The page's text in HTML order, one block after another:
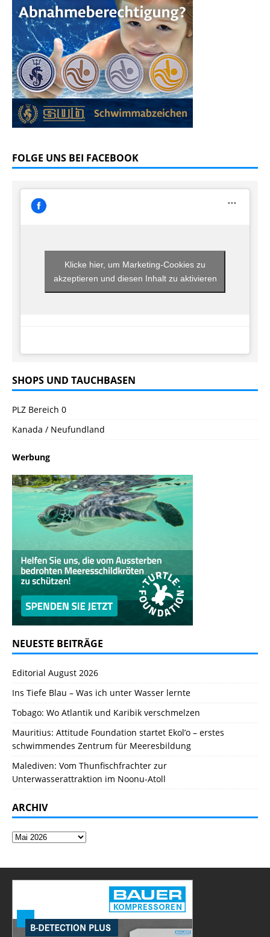
FOLGE UNS BEI FACEBOOK
Klicke hier, um Marketing-Cookies zu
akzeptieren und diesen Inhalt zu aktivieren
SHOPS UND TAUCHBASEN
PLZ Bereich 0
Kanada / Neufundland
Werbung
NEUESTE BEITRÄGE
Editorial August 2026
Ins Tiefe Blau – Was ich unter Wasser lernte
Tobago: Wo Atlantik und Karibik verschmelzen
Mauritius: Attitude Foundation startet Ekol’o – erstes
schwimmendes Zentrum für Meeresbildung
Malediven: Vom Thunfischfrachter zur
Unterwasserattraktion im Noonu-Atoll
ARCHIV